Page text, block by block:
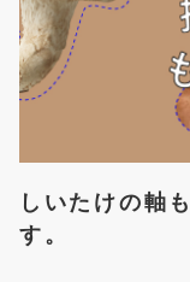
しいたけの軸
す。